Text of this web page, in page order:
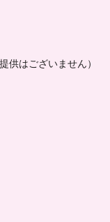
供はございません）